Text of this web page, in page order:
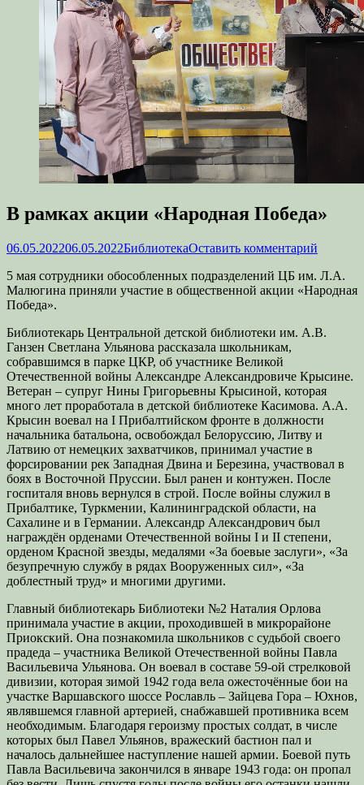
В рамках акции «Народная Победа»
Опубликовано
06.05.202206.05.2022Автор
БиблиотекаОставить комментарий
5 мая сотрудники обособленных подразделений ЦБ им. Л.А.
Малюгина приняли участие в общественной акции «Народная
Победа».
Библиотекарь Центральной детской библиотеки им. А.В.
Ганзен Светлана Ульянова рассказала школьникам,
собравшимся в парке ЦКР, об участнике Великой
Отечественной войны Александре Александровиче Крысине.
Ветеран – супруг Нины Григорьевны Крысиной, которая
много лет проработала в детской библиотеке Касимова. А.А.
Крысин воевал на I Прибалтийском фронте в должности
начальника батальона, освобождал Белоруссию, Литву и
Латвию от немецких захватчиков, принимал участие в
форсировании рек Западная Двина и Березина, участвовал в
боях в Восточной Пруссии. Был ранен и контужен. После
госпиталя вновь вернулся в строй. После войны служил в
Прибалтике, Туркмении, Калининградской области, на
Сахалине и в Германии. Александр Александрович был
награждён орденами Отечественной войны I и II степени,
орденом Красной звезды, медалями «За боевые заслуги», «За
безупречную службу в рядах Вооруженных сил», «За
доблестный труд» и многими другими.
Главный библиотекарь Библиотеки №2 Наталия Орлова
принимала участие в акции, проходившей в микрорайоне
Приокский. Она познакомила школьников с судьбой своего
прадеда – участника Великой Отечественной войны Павла
Васильевича Ульянова. Он воевал в составе 59-ой стрелковой
дивизии, которая зимой 1942 года вела ожесточённые бои на
участке Варшавского шоссе Рославль – Зайцева Гора – Юхнов,
являвшемся главной артерией, снабжавшей противника всем
необходимым. Благодаря героизму простых солдат, в числе
которых был Павел Ульянов, вражеский бастион пал и
началось дальнейшее наступление нашей армии. Боевой путь
Павла Васильевича закончился в январе 1943 года: он пропал